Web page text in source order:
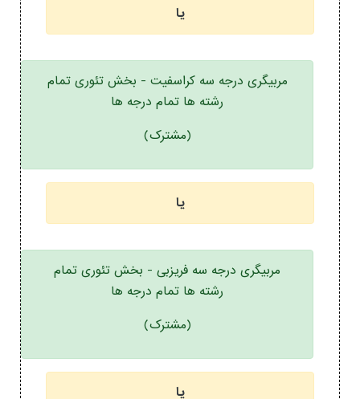
یا
مربیگری درجه سه کراسفیت - بخش تئوری تمام
رشته ها تمام درجه ها
(مشترک)
یا
مربیگری درجه سه فریزبی - بخش تئوری تمام
رشته ها تمام درجه ها
(مشترک)
یا